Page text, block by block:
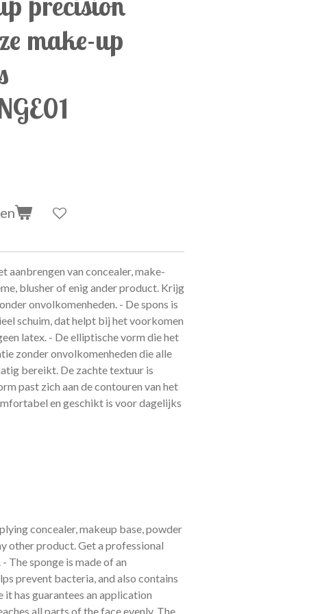
make-up
aanbrengen van concealer, make-
blusher of enig ander product. Krijg
onvolkomenheden. - De spons is
schuim, dat helpt bij het voorkomen
latex. - De elliptische vorm die het
zonder onvolkomenheden die alle
bereikt. De zachte textuur is
past zich aan de contouren van het
en geschikt is voor dagelijks
concealer, makeup base, powder
other product. Get a professional
sponge is made of an
prevent bacteria, and also contains
has guarantees an application
all parts of the face evenly. The